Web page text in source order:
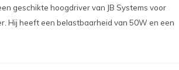
geschikte hoogdriver van JB Systems voor
Hij heeft een belastbaarheid van 50W en een